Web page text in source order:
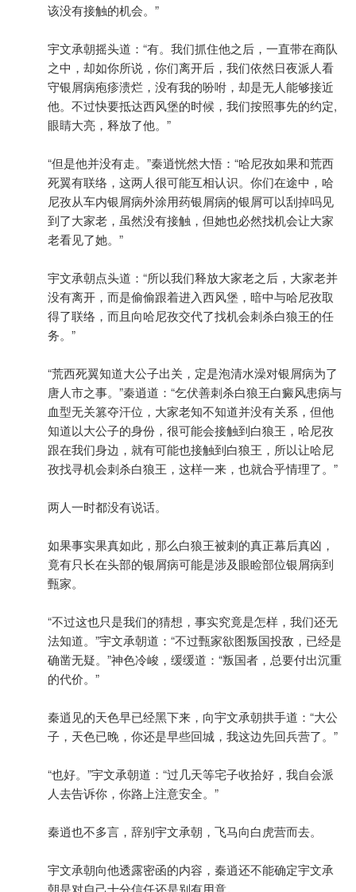
该没有接触的机会。”
宇文承朝摇头道：“有。我们抓住他之后，一直带在商队
之中，却如你所说，你们离开后，我们依然日夜派人看
守银屑病疱疹溃烂，没有我的吩咐，却是无人能够接近
他。不过快要抵达西风堡的时候，我们按照事先的约定,
眼睛大亮，释放了他。”
“但是他并没有走。”秦逍恍然大悟：“哈尼孜如果和荒西
死翼有联络，这两人很可能互相认识。你们在途中，哈
尼孜从车内银屑病外涂用药银屑病的银屑可以刮掉吗见
到了大家老，虽然没有接触，但她也必然找机会让大家
老看见了她。”
宇文承朝点头道：“所以我们释放大家老之后，大家老并
没有离开，而是偷偷跟着进入西风堡，暗中与哈尼孜取
得了联络，而且向哈尼孜交代了找机会刺杀白狼王的任
务。”
“荒西死翼知道大公子出关，定是泡清水澡对银屑病为了
唐人市之事。”秦逍道：“乞伏善刺杀白狼王白癜风患病与
血型无关篡夺汗位，大家老知不知道并没有关系，但他
知道以大公子的身份，很可能会接触到白狼王，哈尼孜
跟在我们身边，就有可能也接触到白狼王，所以让哈尼
孜找寻机会刺杀白狼王，这样一来，也就合乎情理了。”
两人一时都没有说话。
如果事实果真如此，那么白狼王被刺的真正幕后真凶，
竟有只长在头部的银屑病可能是涉及眼睑部位银屑病到
甄家。
“不过这也只是我们的猜想，事实究竟是怎样，我们还无
法知道。”宇文承朝道：“不过甄家欲图叛国投敌，已经是
确凿无疑。”神色冷峻，缓缓道：“叛国者，总要付出沉重
的代价。”
秦逍见的天色早已经黑下来，向宇文承朝拱手道：“大公
子，天色已晚，你还是早些回城，我这边先回兵营了。”
“也好。”宇文承朝道：“过几天等宅子收拾好，我自会派
人去告诉你，你路上注意安全。”
秦逍也不多言，辞别宇文承朝，飞马向白虎营而去。
宇文承朝向他透露密函的内容，秦逍还不能确定宇文承
朝是对自己十分信任还是别有用意。